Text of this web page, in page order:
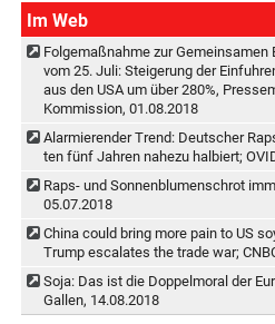
Im Web
Folgemaßnahme zur Gemeinsamen
vom 25. Juli: Steigerung der
aus den USA um über 280%,
Kommission, 01.08.2018
Alar­mie­ren­der Trend: Deut­scher
ten fünf Jah­ren na­he­zu hal­biert;
Raps- und Son­nen­blu­menschrot
05.07.2018
China could bring more pain to US
Trump escalates the trade war;
Soja: Das ist die Doppelmoral der
Gallen, 14.08.2018